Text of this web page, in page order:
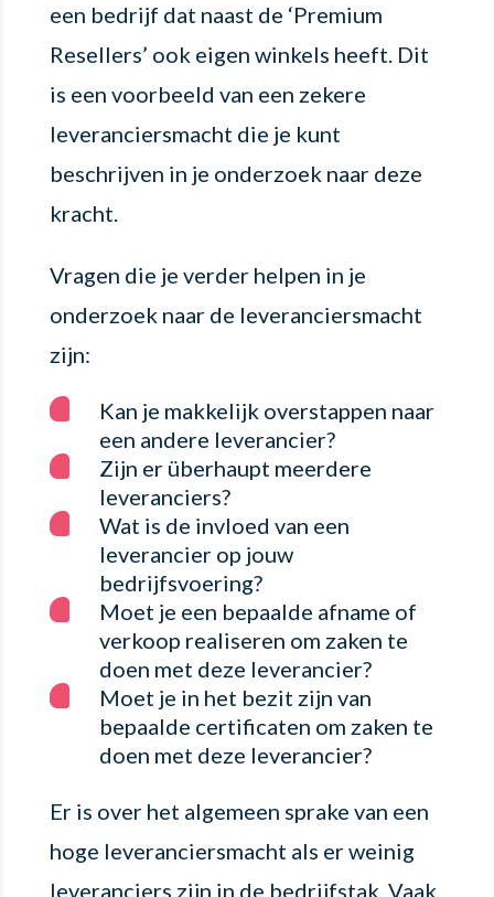
een bedrijf dat naast de ‘Premium
Resellers’ ook eigen winkels heeft. Dit
is een voorbeeld van een zekere
leveranciersmacht die je kunt
beschrijven in je onderzoek naar deze
kracht.
Vragen die je verder helpen in je
onderzoek naar de leveranciersmacht
zijn:
Kan je makkelijk overstappen naar
een andere leverancier?
Zijn er überhaupt meerdere
leveranciers?
Wat is de invloed van een
leverancier op jouw
bedrijfsvoering?
Moet je een bepaalde afname of
verkoop realiseren om zaken te
doen met deze leverancier?
Moet je in het bezit zijn van
bepaalde certificaten om zaken te
doen met deze leverancier?
Er is over het algemeen sprake van een
hoge leveranciersmacht als er weinig
leveranciers zijn in de bedrijfstak. Vaak